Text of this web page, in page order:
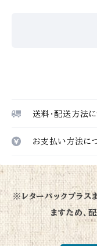
送料・配送方法
お支払い方法に
※レターパックプラス
ますため、